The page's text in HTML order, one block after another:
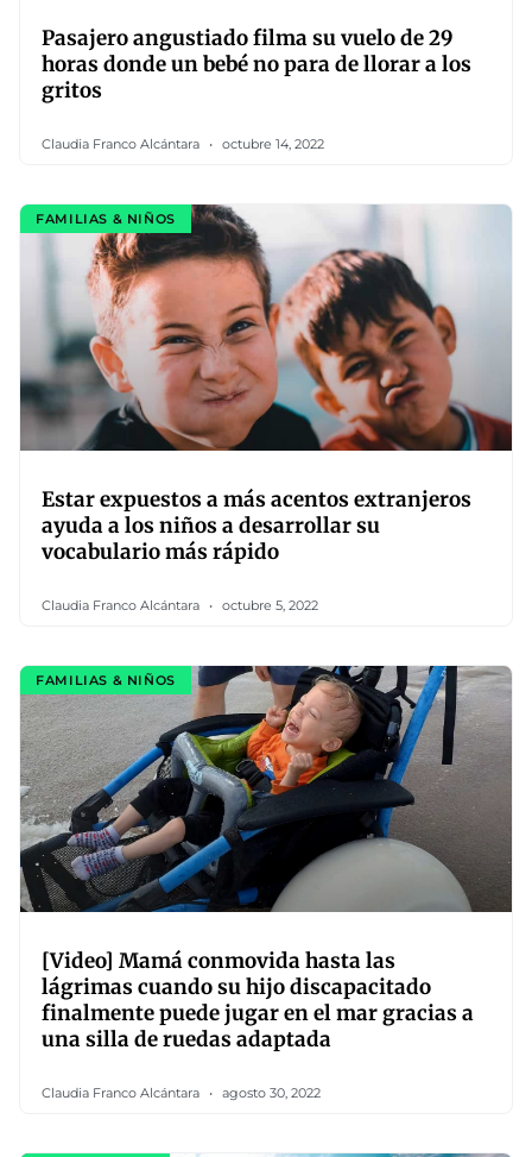
Pasajero angustiado filma su vuelo de 29
horas donde un bebé no para de llorar a los
gritos
Claudia Franco Alcántara octubre 14, 2022
FAMILIAS & NIÑOS
Estar expuestos a más acentos extranjeros
ayuda a los niños a desarrollar su
vocabulario más rápido
Claudia Franco Alcántara octubre 5, 2022
FAMILIAS & NIÑOS
[Video] Mamá conmovida hasta las
lágrimas cuando su hijo discapacitado
finalmente puede jugar en el mar gracias a
una silla de ruedas adaptada
Claudia Franco Alcántara agosto 30, 2022